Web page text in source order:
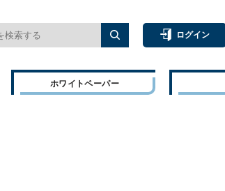
ログイン
ホワイトペーパー